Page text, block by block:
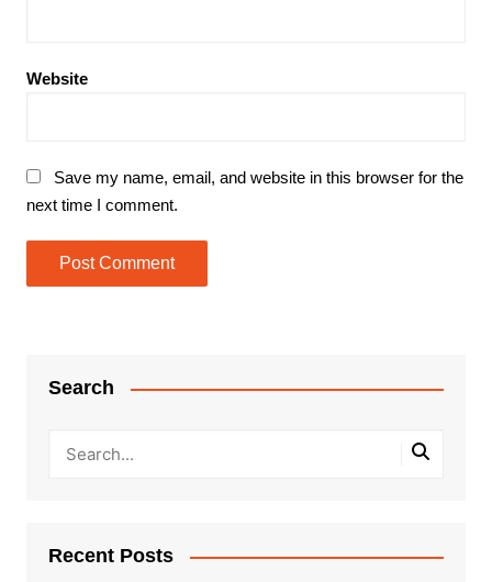
Website
Save my name, email, and website in this browser for the
next time I comment.
Search
Recent Posts